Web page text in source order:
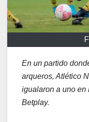
En un partido
arqueros, Atlético
igualaron a uno en
Betplay.